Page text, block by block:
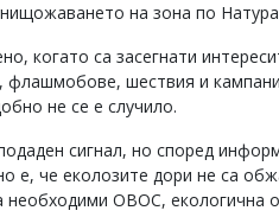
на зона по
когато са засегнати
флашмобове, шествия и
не се е случило.
сигнал, но според
е, че еколозите дори не са
необходими ОВОС, екологична